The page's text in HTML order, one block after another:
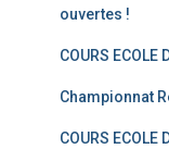
ouvertes !
COURS ECOLE
Championnat
COURS ECOLE